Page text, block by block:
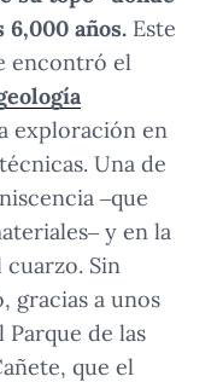
6,000 años. Este
encontró el
exploración en
Una de
–que
y en la
cuarzo. Sin
gracias a unos
de las
que el